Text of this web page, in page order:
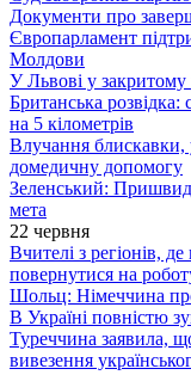
Документи про
Європарламент
Молдови
У Львові у
Британська
на 5 кілометрів
Влучання блискавки,
домедичну допомогу
Зеленський:
мета
22 червня
Вчителі з регіонів,
повернутися на
Шольц: Німеччина
В Україні повністю
Туреччина заявила,
вивезення